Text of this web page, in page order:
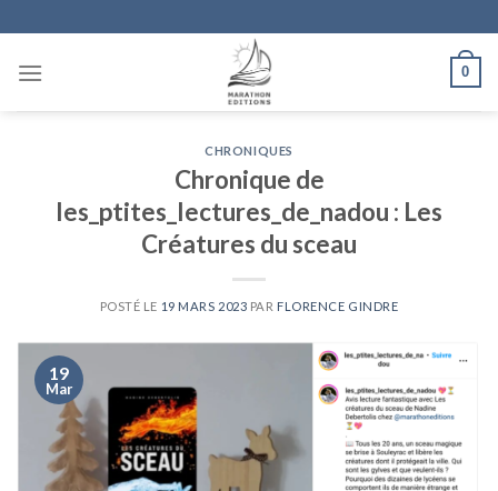
to
content
0
CHRONIQUES
Chronique de
les_ptites_lectures_de_nadou : Les
Créatures du sceau
POSTÉ LE 19 MARS 2023 PAR FLORENCE GINDRE
19
Mar